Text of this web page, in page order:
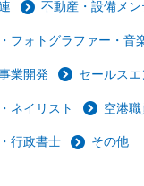
不動産・設備メ
フォトグラファー・音
業開発 セールス
ネイリスト 空港
行政書士 その他